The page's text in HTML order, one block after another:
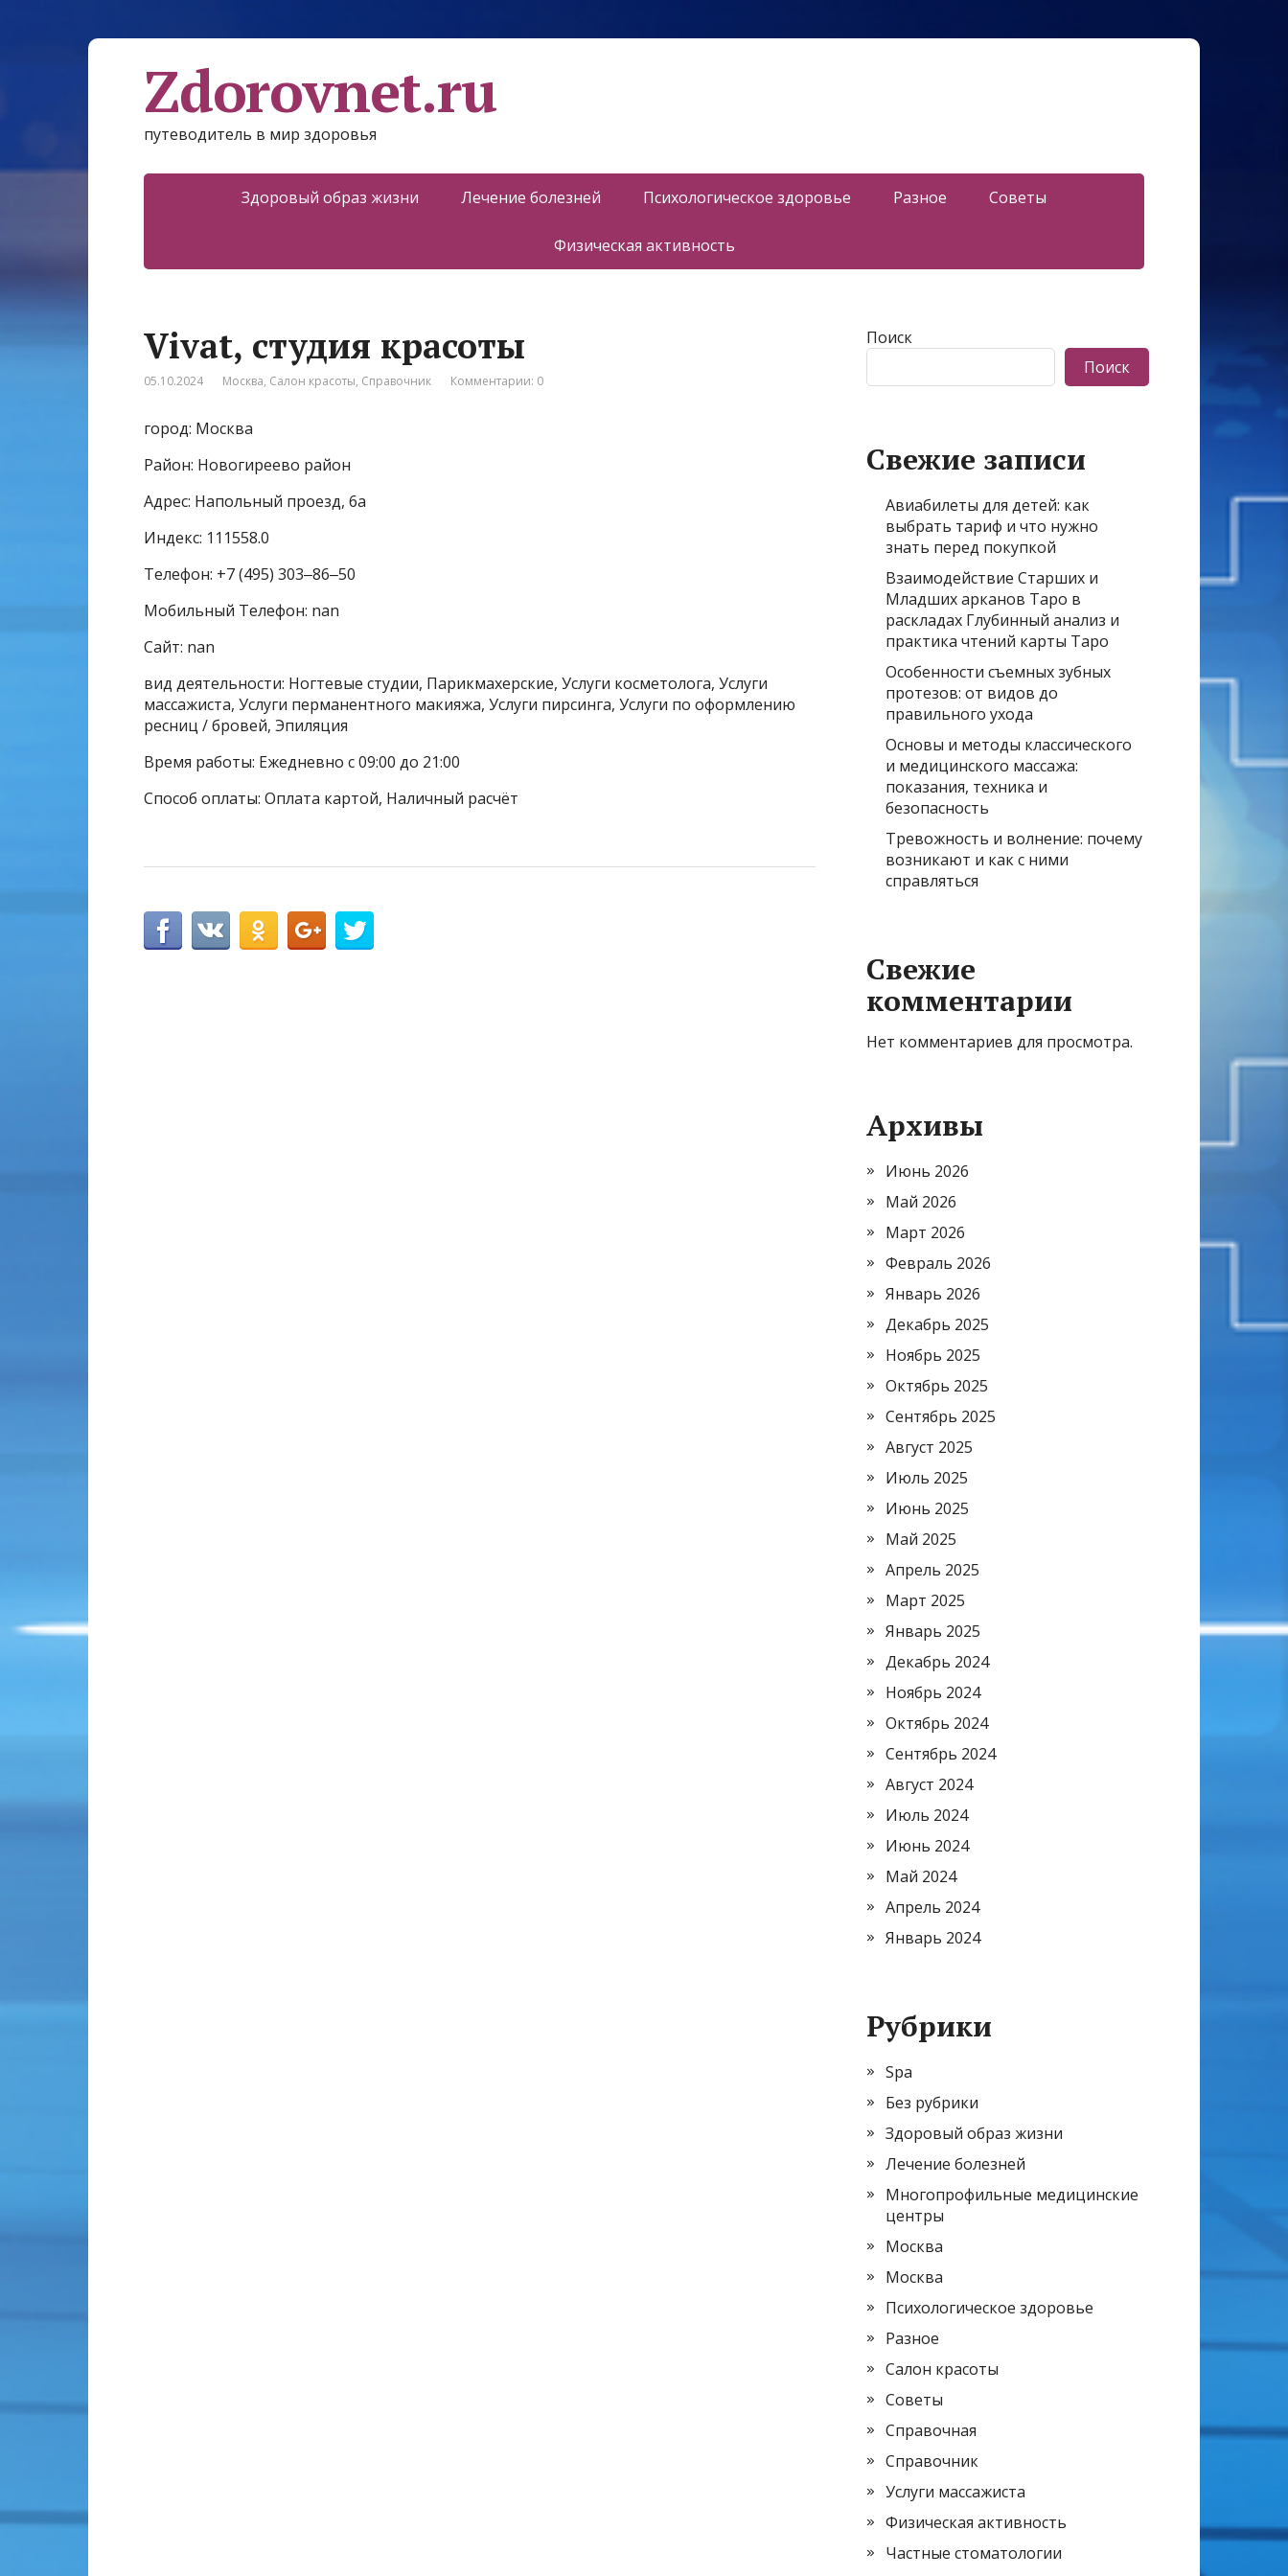
Zdorovnet.ru
путеводитель в мир здоровья
Здоровый образ жизни Лечение болезней Психологическое здоровье Разное Советы
Физическая активность
Vivat, студия красоты
05.10.2024 Москва, Салон красоты, Справочник Комментарии: 0
город: Москва
Район: Новогиреево район
Адрес: Напольный проезд, 6а
Индекс: 111558.0
Телефон: +7 (495) 303‒86‒50
Мобильный Телефон: nan
Сайт: nan
вид деятельности: Ногтевые студии, Парикмахерские, Услуги косметолога, Услуги
массажиста, Услуги перманентного макияжа, Услуги пирсинга, Услуги по оформлению
ресниц / бровей, Эпиляция
Время работы: Ежедневно с 09:00 до 21:00
Способ оплаты: Оплата картой, Наличный расчёт
Поиск
Поиск
Свежие записи
Авиабилеты для детей: как
выбрать тариф и что нужно
знать перед покупкой
Взаимодействие Старших и
Младших арканов Таро в
раскладах Глубинный анализ и
практика чтений карты Таро
Особенности съемных зубных
протезов: от видов до
правильного ухода
Основы и методы классического
и медицинского массажа:
показания, техника и
безопасность
Тревожность и волнение: почему
возникают и как с ними
справляться
Свежие
комментарии
Нет комментариев для просмотра.
Архивы
Июнь 2026
Май 2026
Март 2026
Февраль 2026
Январь 2026
Декабрь 2025
Ноябрь 2025
Октябрь 2025
Сентябрь 2025
Август 2025
Июль 2025
Июнь 2025
Май 2025
Апрель 2025
Март 2025
Январь 2025
Декабрь 2024
Ноябрь 2024
Октябрь 2024
Сентябрь 2024
Август 2024
Июль 2024
Июнь 2024
Май 2024
Апрель 2024
Январь 2024
Рубрики
Spa
Без рубрики
Здоровый образ жизни
Лечение болезней
Многопрофильные медицинские
центры
Москва
Москва
Психологическое здоровье
Разное
Салон красоты
Советы
Справочная
Справочник
Услуги массажиста
Физическая активность
Частные стоматологии